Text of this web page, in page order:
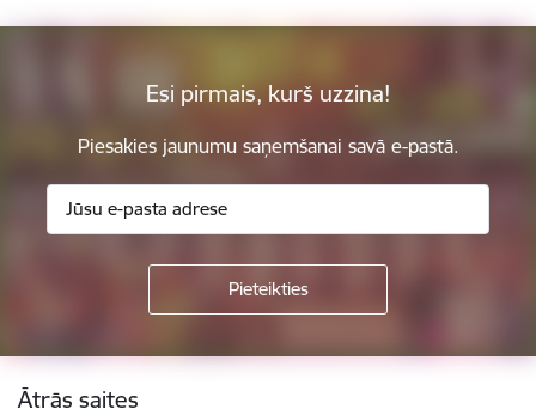
Esi pirmais, kurš uzzina!
Piesakies jaunumu saņemšanai savā e-pastā.
Kājene
Ātrās saites